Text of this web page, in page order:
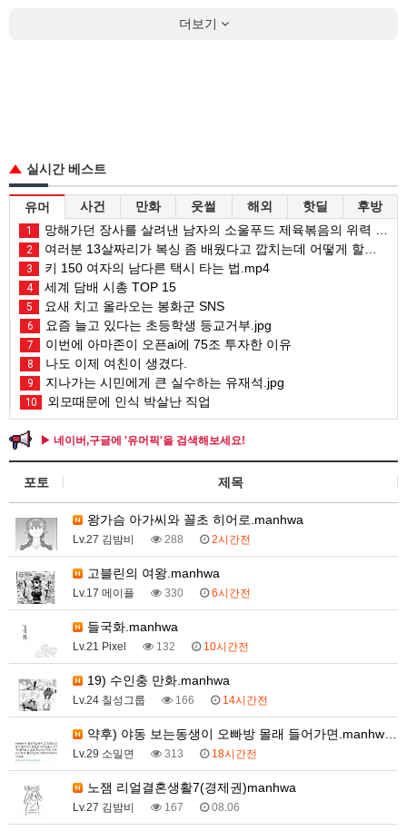
더보기
실시간 베스트
유머 사건 만화 웃썰 해외 핫딜 후방
1 망해가던 장사를 살려낸 남자의 소울푸드 제육볶음의 위력 ㅋㅋ
2 여러분 13살짜리가 복싱 좀 배웠다고 깝치는데 어떻게 할까요?
3 키 150 여자의 남다른 택시 타는 법.mp4
4 세계 담배 시총 TOP 15
5 요새 치고 올라오는 봉화군 SNS
6 요즘 늘고 있다는 초등학생 등교거부.jpg
7 이번에 아마존이 오픈ai에 75조 투자한 이유
8 나도 이제 여친이 생겼다.
9 지나가는 시민에게 큰 실수하는 유재석.jpg
10 외모때문에 인식 박살난 직업
▶ 네이버,구글에 '유머픽'을 검색해보세요!
포토 제목
왕가슴 아가씨와 꼴초 히어로.manhwa
Lv.27 김밤비 288 2시간전
고블린의 여왕.manhwa
Lv.17 메이플 330 6시간전
들국화.manhwa
Lv.21 Pixel 132 10시간전
19) 수인충 만화.manhwa
Lv.24 칠성그룹 166 14시간전
약후) 야동 보는동생이 오빠방 몰래 들어가면.manhw…
Lv.29 소밀면 313 18시간전
노잼 리얼결혼생활7(경제권)manhwa
Lv.27 김밤비 167 08.06